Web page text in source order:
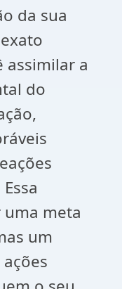
da sua
assimilar a
do
uma meta
um